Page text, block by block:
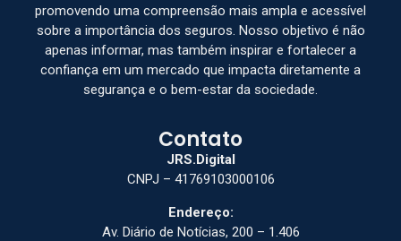
promovendo uma compreensão mais ampla e acessível
sobre a importância dos seguros. Nosso objetivo é não
apenas informar, mas também inspirar e fortalecer a
confiança em um mercado que impacta diretamente a
segurança e o bem-estar da sociedade.
Contato
JRS.Digital
CNPJ – 41769103000106
Endereço:
Av. Diário de Notícias, 200 – 1.406